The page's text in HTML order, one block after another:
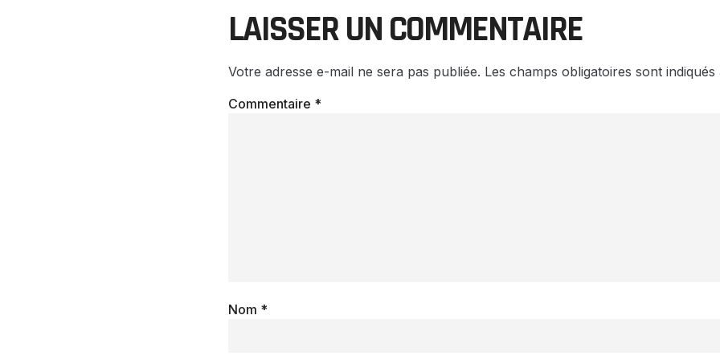
LAISSER UN COMMENTAIRE
Votre adresse e-mail ne sera pas publiée. Les champs obligatoires sont indiqués
Commentaire *
Nom *